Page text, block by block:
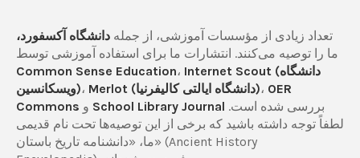
تعداد زیادی از مؤسسات آموزشی، از جمله دانشگاه آکسفورد،
ما را توصیه می‌کنند. انتشارات ما برای استفاده آموزشی توسط
Common Sense Education، Internet Scout (دانشگاه
ویسکانسین)، Merlot (دانشگاه ایالتی کالیفرنیا)، OER
Commons
School Library Journal
لطفاً توجه داشته باشید که برخی از این توصیه‌ها تحت نام قدیمی
ما، «دانشنامه تاریخ باستان» (Ancient History